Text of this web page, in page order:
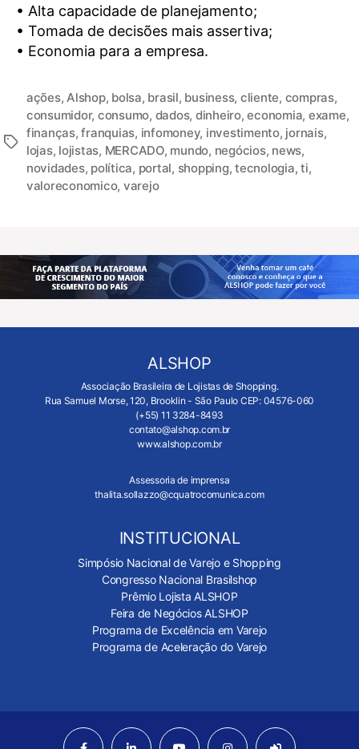
• Alta capacidade de planejamento;
• Tomada de decisões mais assertiva;
• Economia para a empresa.
ações, Alshop, bolsa, brasil, business, cliente, compras,
consumidor, consumo, dados, dinheiro,economia, exame,
finanças,franquias, infomoney, investimento, jornais,
lojas, lojistas, MERCADO, mundo, negócios, news,
novidades, política, portal, shopping,tecnologia,ti,
valoreconomico, varejo
ALSHOP
Associação Brasileira de Lojistas de Shopping.
Rua Samuel Morse, 120, Brooklin - São Paulo CEP: 04576-060
(+55) 11 3284-8493
contato@alshop.com.br
www.alshop.com.br
Assessoria de imprensa
thalita.sollazzo@cquatrocomunica.com
INSTITUCIONAL
Simpósio Nacional de Varejo e Shopping
Congresso Nacional Brasilshop
Prêmio Lojista ALSHOP
Feira de Negócios ALSHOP
Programa de Excelência em Varejo
Programa de Aceleração do Varejo